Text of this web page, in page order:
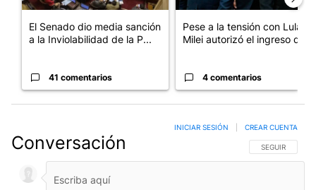
El Senado dio media sanción
a la Inviolabilidad de la P...
41 comentarios
Pese a la tensión con Lula,
Milei autorizó el ingreso d...
4 comentarios
Conversación SIGA ESTA
SEGUIR
INICIAR SESIÓN CREAR CUENTA